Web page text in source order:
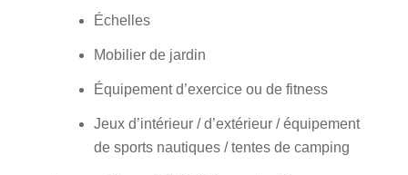
Échelles
Mobilier de jardin
Équipement d’exercice ou de fitness
Jeux d’intérieur / d’extérieur / équipement
de sports nautiques / tentes de camping